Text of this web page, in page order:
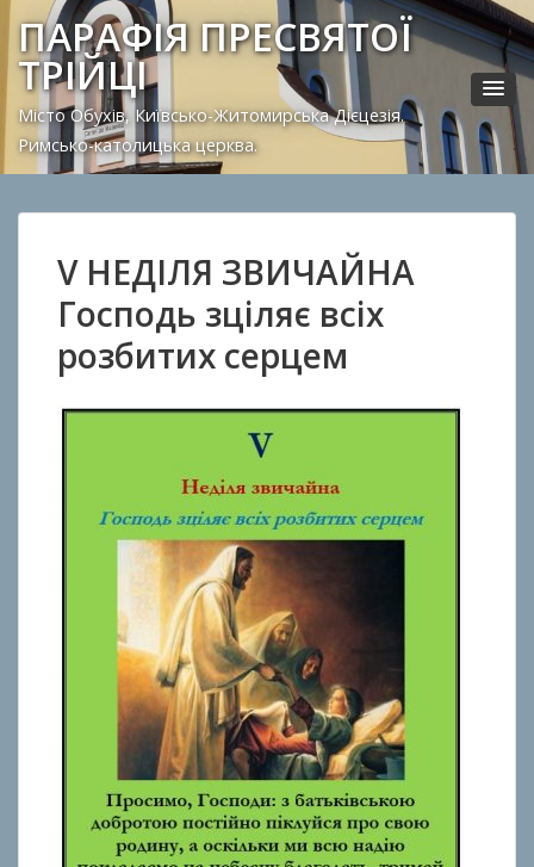
ПАРАФІЯ ПРЕСВЯТОЇ
ТРІЙЦІ
Місто Обухів, Київсько-Житомирська Дієцезія.
Римсько-католицька церква.
V НЕДІЛЯ ЗВИЧАЙНА
Господь зціляє всіх
розбитих серцем